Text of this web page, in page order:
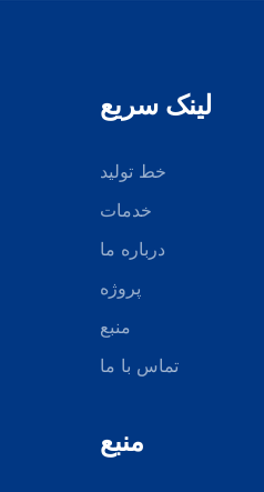
لینک سریع
خط تولید
خدمات
درباره ما
پروژه
منبع
تماس با ما
منبع